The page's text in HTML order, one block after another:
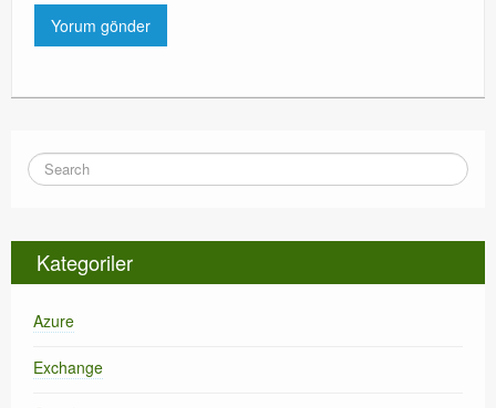
Kategoriler
Azure
Exchange